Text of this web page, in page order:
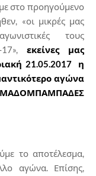
στο προηγούμενο
«οι μικρές μας
τους
εκείνες μας
21.05.2017 η
αγώνα
το αποτέλεσμα,
αγώνα. Επίσης,